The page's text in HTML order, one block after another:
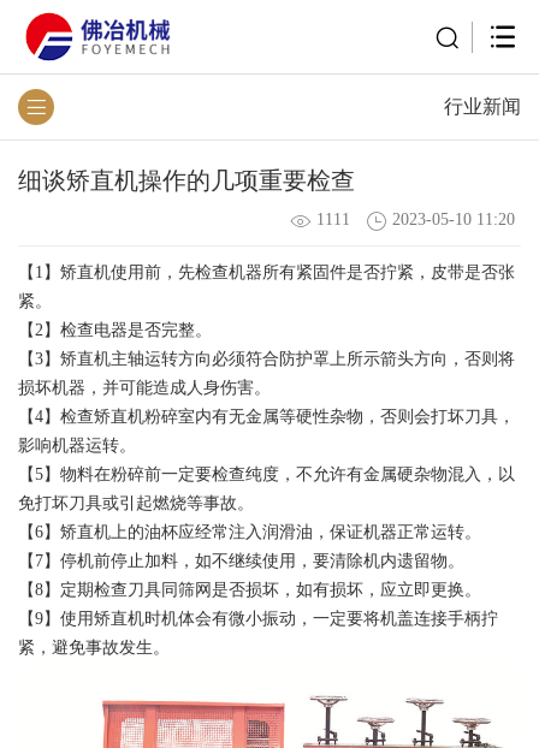
行业新闻
细谈矫直机操作的几项重要检查
1111 2023-05-10 11:20
【1】矫直机使用前，先检查机器所有紧固件是否拧紧，皮带是否张
紧。
【2】检查电器是否完整。
【3】矫直机主轴运转方向必须符合防护罩上所示箭头方向，否则将
损坏机器，并可能造成人身伤害。
【4】检查矫直机粉碎室内有无金属等硬性杂物，否则会打坏刀具，
影响机器运转。
【5】物料在粉碎前一定要检查纯度，不允许有金属硬杂物混入，以
免打坏刀具或引起燃烧等事故。
【6】矫直机上的油杯应经常注入润滑油，保证机器正常运转。
【7】停机前停止加料，如不继续使用，要清除机内遗留物。
【8】定期检查刀具同筛网是否损坏，如有损坏，应立即更换。
【9】使用矫直机时机体会有微小振动，一定要将机盖连接手柄拧
紧，避免事故发生。